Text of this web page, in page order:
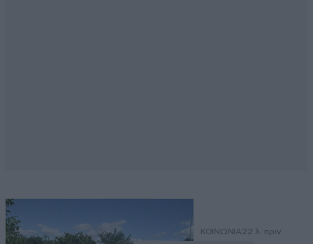
ΚΟΙΝΩΝΙΑ 22 λ. πριν